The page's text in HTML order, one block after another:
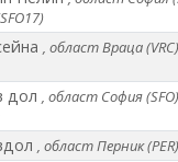
, област Враца
дол , област София
, област Перник